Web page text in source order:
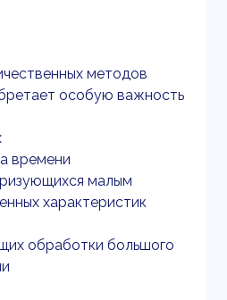
методов
особую важность
времени
малым
характеристик
обработки большого